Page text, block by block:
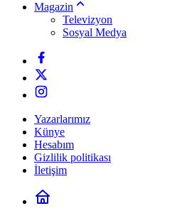
Magazin
Televizyon
Sosyal Medya
Yazarlarımız
Künye
Hesabım
Gizlilik politikası
İletişim